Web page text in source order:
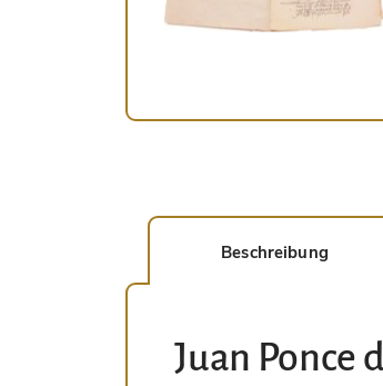
Beschreibung
Juan Ponce